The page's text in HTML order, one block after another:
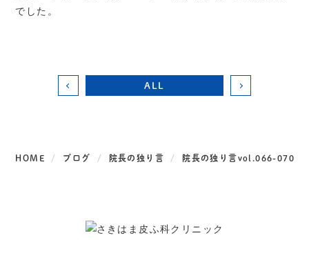
でした。
ALL
HOME ブログ 院長の独り言 院長の独り言vol.066-070